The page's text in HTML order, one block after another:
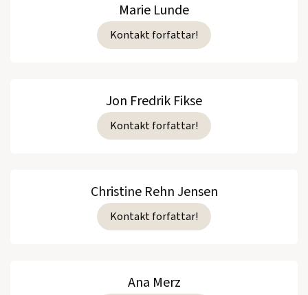
Marie Lunde
Kontakt forfattar!
Jon Fredrik Fikse
Kontakt forfattar!
Christine Rehn Jensen
Kontakt forfattar!
Ana Merz